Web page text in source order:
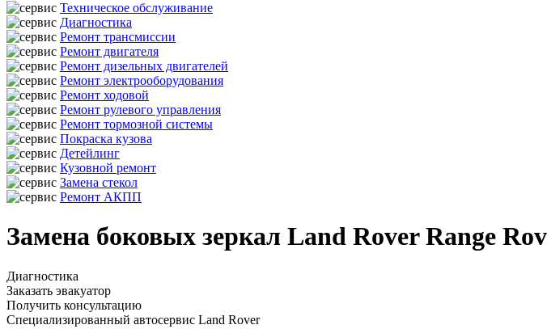
Техническое обслуживание
Диагностика
Ремонт трансмиссии
Ремонт двигателя
Ремонт дизельных двигателей
Ремонт электрооборудования
Ремонт ходовой
Ремонт рулевого управления
Ремонт тормозной системы
Покраска кузова
Детейлинг
Кузовной ремонт
Замена стекол
Ремонт АКПП
Замена боковых зеркал Land Rover Range
Диагностика
Заказать эвакуатор
Получить консультацию
Специализированный автосервис Land Rover